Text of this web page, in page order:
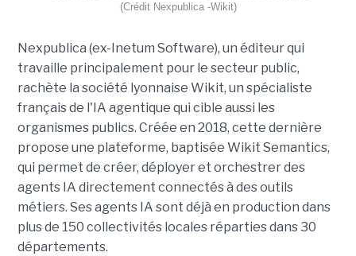
(Crédit Nexpublica -Wikit)
Nexpublica (ex-Inetum Software), un éditeur qui
travaille principalement pour le secteur public,
rachète la société lyonnaise Wikit, un spécialiste
français de l'IA agentique qui cible aussi les
organismes publics. Créée en 2018, cette dernière
propose une plateforme, baptisée Wikit Semantics,
qui permet de créer, déployer et orchestrer des
agents IA directement connectés à des outils
métiers. Ses agents IA sont déjà en production dans
plus de 150 collectivités locales réparties dans 30
départements.